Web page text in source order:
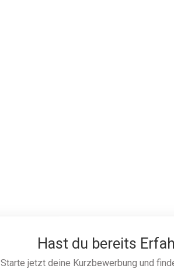
Hast du bereits
Starte jetzt deine Kurzbewerbung und